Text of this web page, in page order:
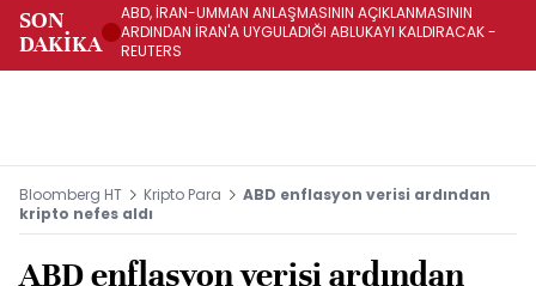
SON
DAKİKA
ABD, İRAN-UMMAN ANLAŞMASININ AÇIKLANMASININ
ARDINDAN İRAN'A UYGULADIĞI ABLUKAYI KALDIRACAK -
REUTERS
Bloomberg HT Kripto Para
ABD enflasyon verisi ardından
kripto nefes aldı
ABD enflasyon verisi ardından